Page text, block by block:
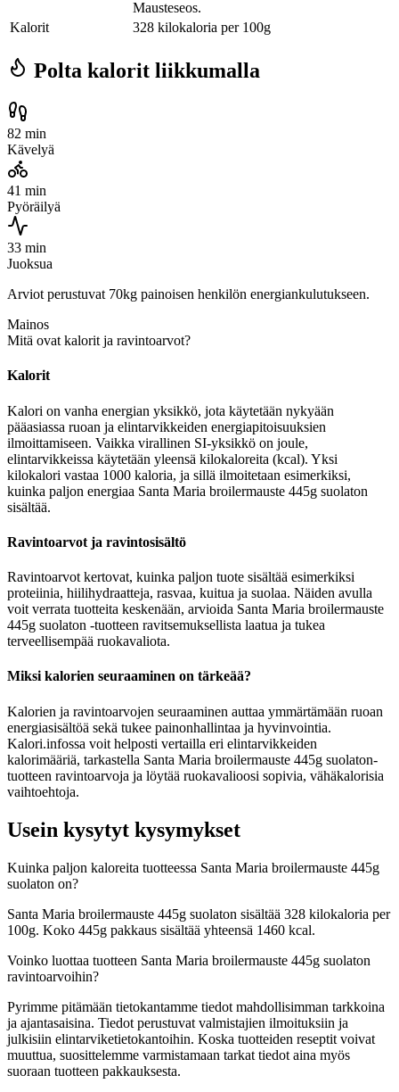
Mausteseos.
Kalorit
328 kilokaloria per 100g
Polta kalorit liikkumalla
82 min
Kävelyä
41 min
Pyöräilyä
33 min
Juoksua
Arviot perustuvat 70kg painoisen henkilön energiankulutukseen.
Mainos
Mitä ovat kalorit ja ravintoarvot?
Kalorit
Kalori on vanha energian yksikkö, jota käytetään nykyään
pääasiassa ruoan ja elintarvikkeiden energiapitoisuuksien
ilmoittamiseen. Vaikka virallinen SI-yksikkö on joule,
elintarvikkeissa käytetään yleensä kilokaloreita (kcal). Yksi
kilokalori vastaa 1000 kaloria, ja sillä ilmoitetaan esimerkiksi,
kuinka paljon energiaa Santa Maria broilermauste 445g suolaton
sisältää.
Ravintoarvot ja ravintosisältö
Ravintoarvot kertovat, kuinka paljon tuote sisältää esimerkiksi
proteiinia, hiilihydraatteja, rasvaa, kuitua ja suolaa. Näiden avulla
voit verrata tuotteita keskenään, arvioida Santa Maria broilermauste
445g suolaton -tuotteen ravitsemuksellista laatua ja tukea
terveellisempää ruokavaliota.
Miksi kalorien seuraaminen on tärkeää?
Kalorien ja ravintoarvojen seuraaminen auttaa ymmärtämään ruoan
energiasisältöä sekä tukee painonhallintaa ja hyvinvointia.
Kalori.infossa voit helposti vertailla eri elintarvikkeiden
kalorimääriä, tarkastella Santa Maria broilermauste 445g suolaton-
tuotteen ravintoarvoja ja löytää ruokavalioosi sopivia, vähäkalorisia
vaihtoehtoja.
Usein kysytyt kysymykset
Kuinka paljon kaloreita tuotteessa Santa Maria broilermauste 445g
suolaton on?
Santa Maria broilermauste 445g suolaton sisältää 328 kilokaloria per
100g. Koko 445g pakkaus sisältää yhteensä 1460 kcal.
Voinko luottaa tuotteen Santa Maria broilermauste 445g suolaton
ravintoarvoihin?
Pyrimme pitämään tietokantamme tiedot mahdollisimman tarkkoina
ja ajantasaisina. Tiedot perustuvat valmistajien ilmoituksiin ja
julkisiin elintarviketietokantoihin. Koska tuotteiden reseptit voivat
muuttua, suosittelemme varmistamaan tarkat tiedot aina myös
suoraan tuotteen pakkauksesta.